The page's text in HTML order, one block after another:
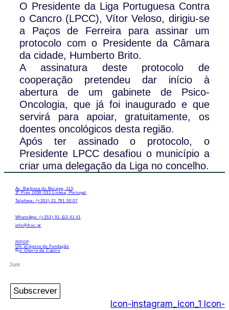
O Presidente da Liga Portuguesa Contra
o Cancro (LPCC), Vítor Veloso, dirigiu-se
a Paços de Ferreira para assinar um
protocolo com o Presidente da Câmara
da cidade, Humberto Brito.
A assinatura deste protocolo de
cooperação pretendeu dar início à
abertura de um gabinete de Psico-
Oncologia, que já foi inaugurado e que
servirá para apoiar, gratuitamente, os
doentes oncológicos desta região.
Após ter assinado o protocolo, o
Presidente LPCC desafiou o município a
criar uma delegação da Liga no concelho.
Av. Barbosa du Bocage, 113,
3º Piso 1050-031 Lisboa, Portugal
Telefone: (+351) 21 791 50 07
WhatsApp: (+351) 91 113 41 41
info@froc.pt
PIPOP
Um projecto da Fundação
Rui Osório de Castro
Subscrever
Icon-instagram_icon_1
Icon-